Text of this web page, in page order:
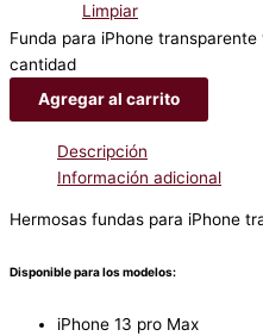
Limpiar
Funda para iPhone
cantidad
Agregar al carrito
Descripción
Información adicional
Hermosas fundas para iPhone
Disponible para los modelos:
iPhone 13 pro Max